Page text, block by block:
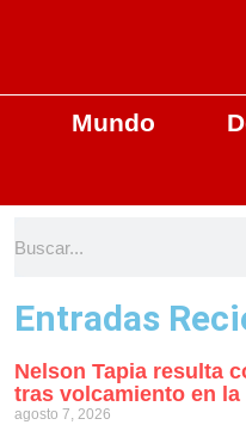
Mundo
Entradas
Nelson Tapia resulta
tras volcamiento en la
agosto 7, 2026